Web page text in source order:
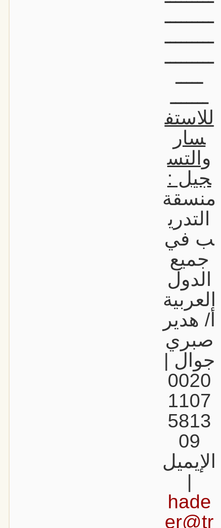
ـــــــــ
ـــــــــ
ـــــــــ
ـــــ
ـــــــ
للاستف
سار
والتس
جيل :
منسقة
التدري
ب في
جميع
الدول
العربية
أ/ هدير
صبري
جوال |
0020
1107
5813
09
الإيميل
|
hade
er@tr